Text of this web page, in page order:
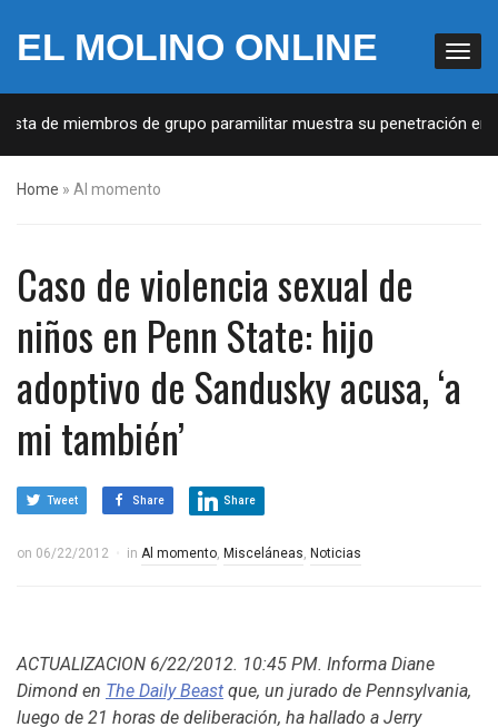
EL MOLINO ONLINE
de miembros de grupo paramilitar muestra su penetración en la
Home » Al momento
Caso de violencia sexual de
niños en Penn State: hijo
adoptivo de Sandusky acusa, ‘a
mi también’
Tweet Share Share
on 06/22/2012 in Al momento, Misceláneas, Noticias
ACTUALIZACION 6/22/2012. 10:45 PM. Informa Diane
Dimond en The Daily Beast que, un jurado de Pennsylvania,
luego de 21 horas de deliberación, ha hallado a Jerry